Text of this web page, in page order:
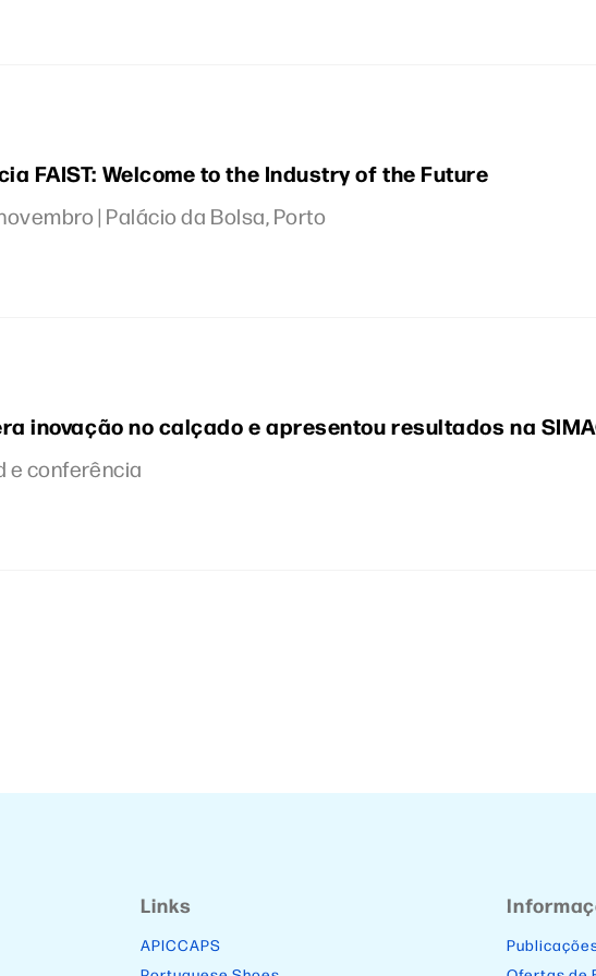
FAIST: Welcome to the Industry of the Future
| Palácio da Bolsa, Porto
inovação no calçado e apresentou resultados na
e conferência
Links
APICCAPS